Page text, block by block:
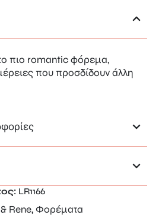
πιο romantic φόρεμα,
που προσδίδουν άλλη
LR1166
Rene, Φορέματα